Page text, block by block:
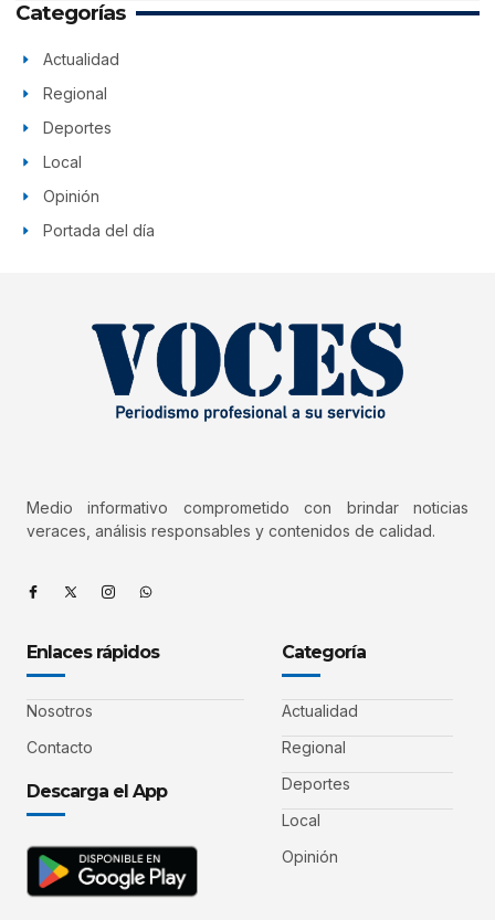
Categorías
Actualidad
Regional
Deportes
Local
Opinión
Portada del día
Medio informativo comprometido con brindar noticias
veraces, análisis responsables y contenidos de calidad.
Enlaces rápidos
Nosotros
Contacto
Descarga el App
Categoría
Actualidad
Regional
Deportes
Local
Opinión